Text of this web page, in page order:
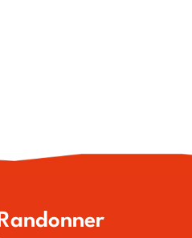
Randonner